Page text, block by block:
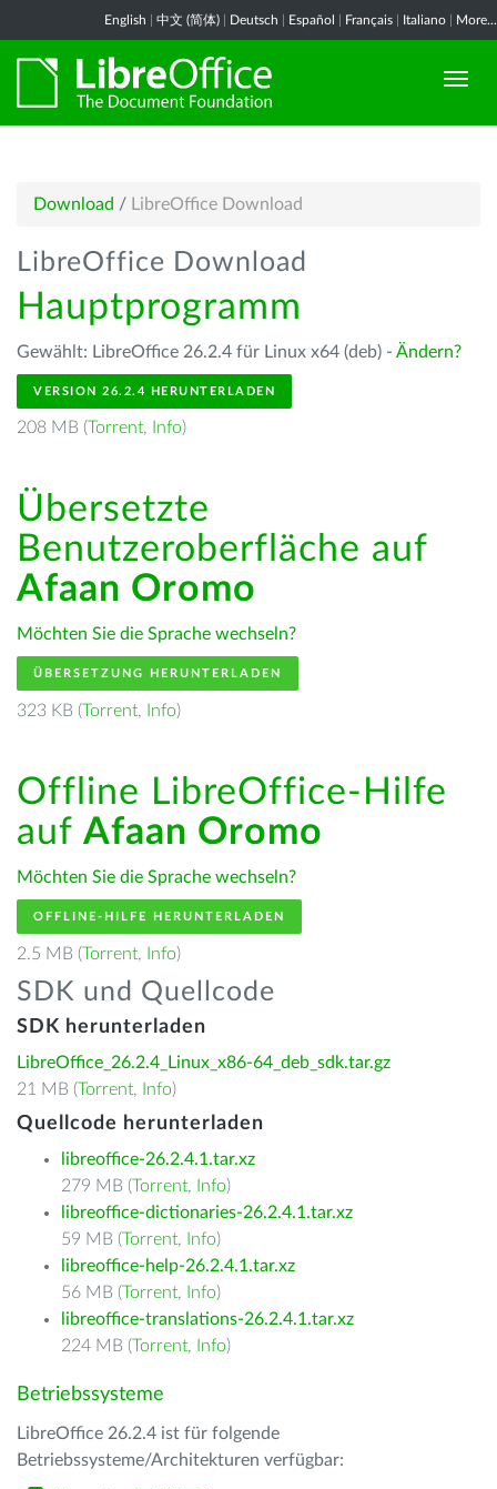
English 中文 (简体) Deutsch Español Français Italiano More...
Download / LibreOffice Download
LibreOffice Download
Hauptprogramm
Gewählt: LibreOffice 26.2.4 für Linux x64 (deb) - Ändern?
VERSION 26.2.4 HERUNTERLADEN
208 MB (Torrent, Info)
Übersetzte
Benutzeroberfläche auf
Afaan Oromo
Möchten Sie die Sprache wechseln?
ÜBERSETZUNG HERUNTERLADEN
323 KB (Torrent, Info)
Offline LibreOffice-Hilfe
auf Afaan Oromo
Möchten Sie die Sprache wechseln?
OFFLINE-HILFE HERUNTERLADEN
2.5 MB (Torrent, Info)
SDK und Quellcode
SDK herunterladen
LibreOffice_26.2.4_Linux_x86-64_deb_sdk.tar.gz
21 MB (Torrent, Info)
Quellcode herunterladen
libreoffice-26.2.4.1.tar.xz
279 MB (Torrent, Info)
libreoffice-dictionaries-26.2.4.1.tar.xz
59 MB (Torrent, Info)
libreoffice-help-26.2.4.1.tar.xz
56 MB (Torrent, Info)
libreoffice-translations-26.2.4.1.tar.xz
224 MB (Torrent, Info)
Betriebssysteme
LibreOffice 26.2.4 ist für folgende
Betriebssysteme/Architekturen verfügbar: